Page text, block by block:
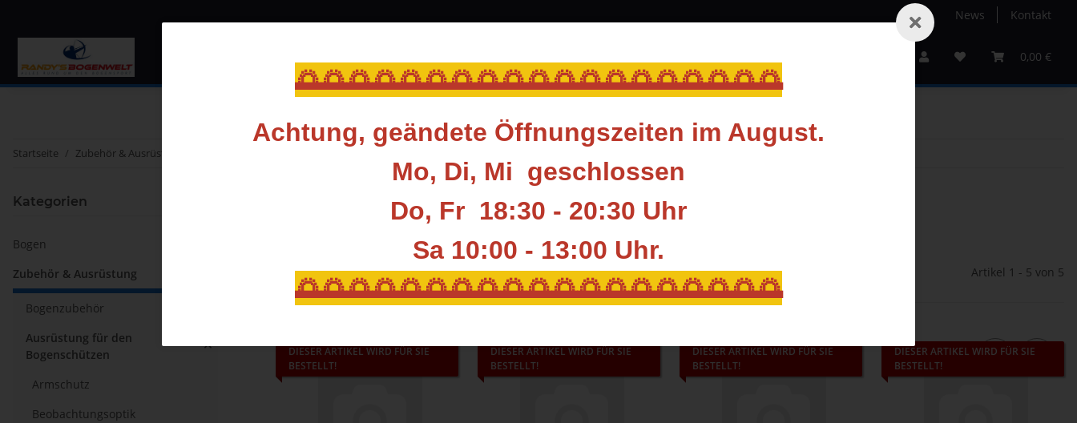
🌅🌅🌅🌅🌅🌅🌅🌅🌅🌅🌅🌅🌅🌅🌅🌅🌅🌅🌅
Achtung, geändete Öffnungszeiten im August.
Mo, Di, Mi geschlossen
Do, Fr 18:30 - 20:30 Uhr
Sa 10:00 - 13:00 Uhr.
🌅🌅🌅🌅🌅🌅🌅🌅🌅🌅🌅🌅🌅🌅🌅🌅🌅🌅🌅
News Kontakt
0,00 €
Gutscheine Hersteller
Startseite Zubehör & Ausrüstung
Schießbrillen
Sortierung Artikel pro Seite Artikel 1 - 5 von 5
DIESER ARTIKEL WIRD FÜR SIE
BESTELLT!
DIESER ARTIKEL WIRD FÜR SIE
BESTELLT!
DIESER ARTIKEL WIRD FÜR SIE
BESTELLT!
DIESER ARTIKEL WIRD FÜR SIE
BESTELLT!
Kategorien
Bogen
Zubehör & Ausrüstung
Bogenzubehör
Ausrüstung für den
Bogenschützen
Armschutz
Beobachtungsoptik